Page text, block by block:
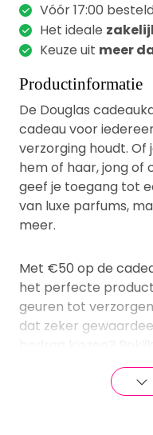
Vóór 17:00
Het ideale
Keuze uit meer
Productinformatie
De Douglas
cadeau voor
verzorging houdt. Of
hem of haar, jong of
geef je toegang tot
van luxe parfums,
meer.
Met €50 op de
het perfecte
geuren tot
dat zeker